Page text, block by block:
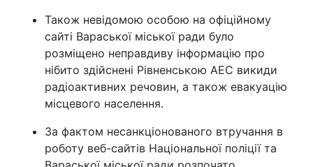
Також невідомою особою на офіційному
сайті Вараської міської ради було
розміщено неправдиву інформацію про
нібито здійснені Рівненською АЕС викиди
радіоактивних речовин, а також евакуацію
місцевого населення.
За фактом несанкціонованого втручання в
роботу веб-сайтів Національної поліції та